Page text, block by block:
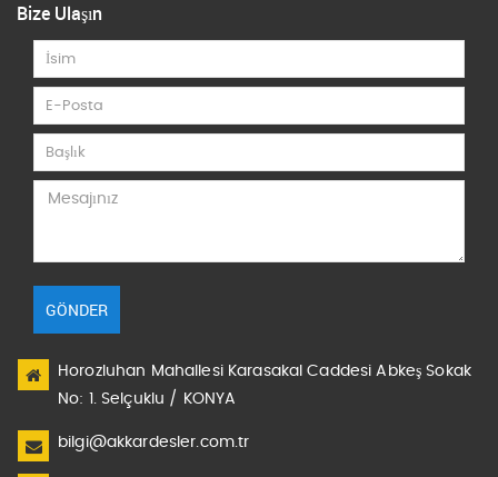
Bize Ulaşın
GÖNDER
Horozluhan Mahallesi Karasakal Caddesi Abkeş Sokak
No: 1. Selçuklu / KONYA
bilgi@akkardesler.com.tr